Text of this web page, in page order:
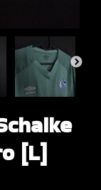
[L]